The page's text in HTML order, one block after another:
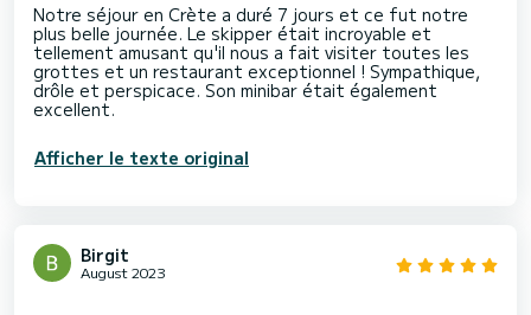
Notre séjour en Crète a duré 7 jours et ce fut notre
plus belle journée. Le skipper était incroyable et
tellement amusant qu'il nous a fait visiter toutes les
grottes et un restaurant exceptionnel ! Sympathique,
drôle et perspicace. Son minibar était également
Afficher le texte original
Birgit
August 2023